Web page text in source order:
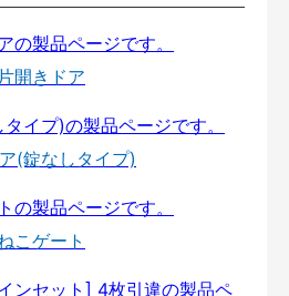
片開きドア
(錠なしタイプ)
こゲート